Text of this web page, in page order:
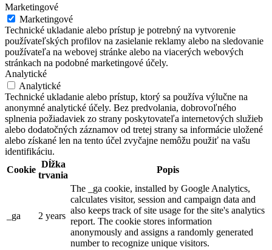
Marketingové
Marketingové
Technické ukladanie alebo prístup je potrebný na vytvorenie
používateľských profilov na zasielanie reklamy alebo na sledovanie
používateľa na webovej stránke alebo na viacerých webových
stránkach na podobné marketingové účely.
Analytické
Analytické
Technické ukladanie alebo prístup, ktorý sa používa výlučne na
anonymné analytické účely. Bez predvolania, dobrovoľného
splnenia požiadaviek zo strany poskytovateľa internetových služieb
alebo dodatočných záznamov od tretej strany sa informácie uložené
alebo získané len na tento účel zvyčajne nemôžu použiť na vašu
identifikáciu.
Cookie
Dĺžka
trvania
Popis
_ga 2 years
The _ga cookie, installed by Google Analytics,
calculates visitor, session and campaign data and
also keeps track of site usage for the site's analytics
report. The cookie stores information
anonymously and assigns a randomly generated
number to recognize unique visitors.